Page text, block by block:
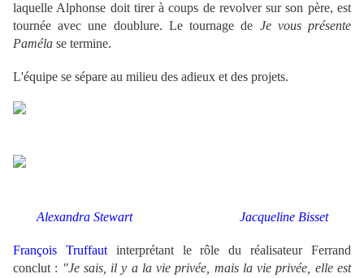
laquelle Alphonse doit tirer à coups de revolver sur son père, est
tournée avec une doublure. Le tournage de Je vous présente
Paméla se termine.
L'équipe se sépare au milieu des adieux et des projets.
Alexandra Stewart Jacqueline Bisset
François Truffautinterprétant le rôle du réalisateur Ferrand
conclut : "Je sais, il y a la vie privée, mais la vie privée, elle est